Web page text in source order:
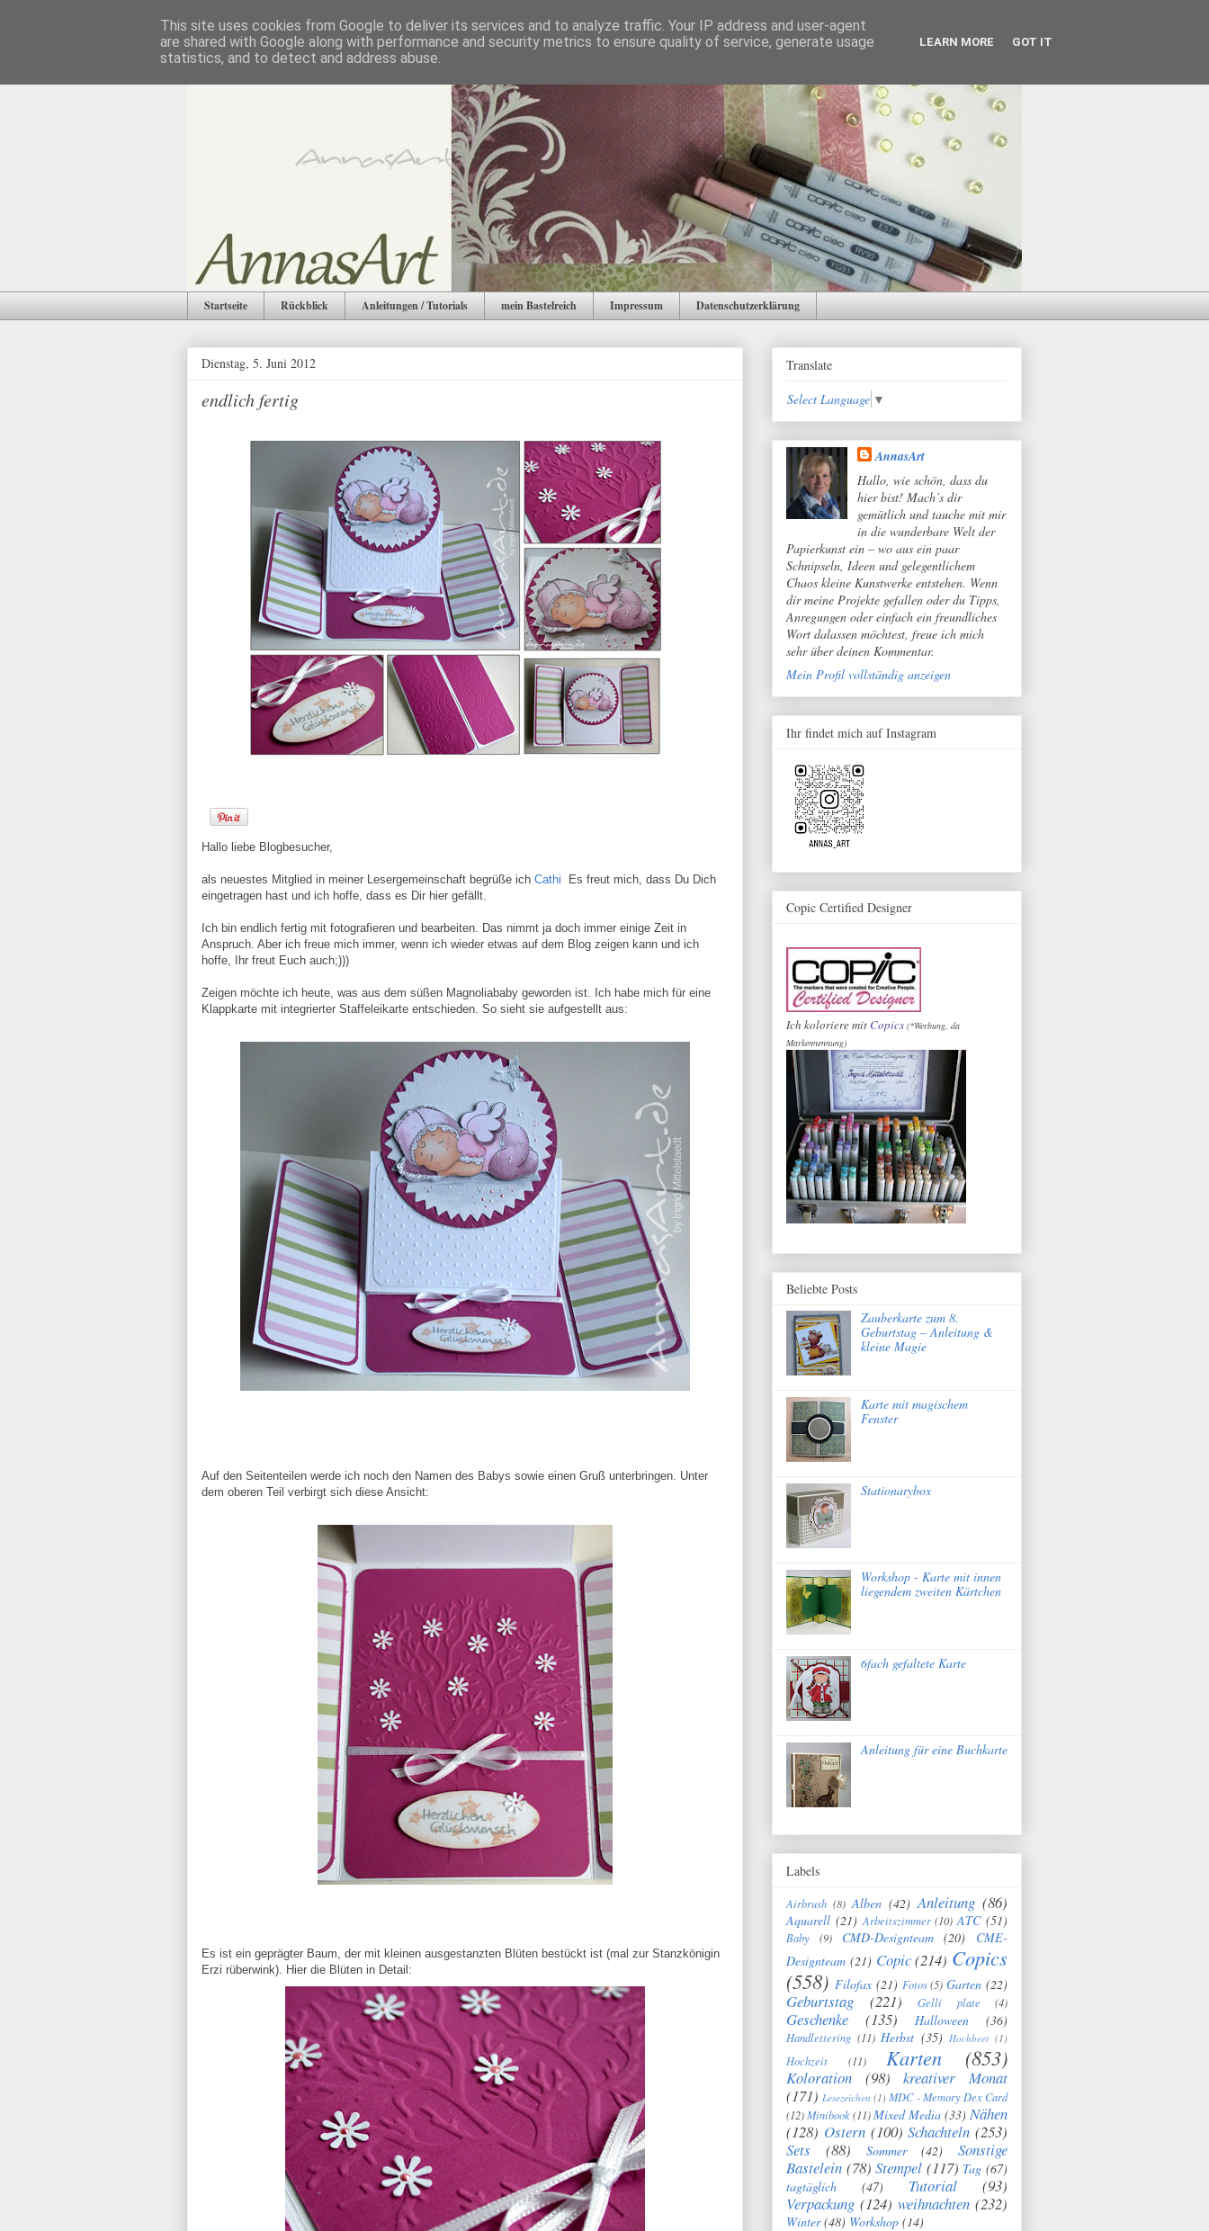
Startseite Rückblick Anleitungen / Tutorials mein Bastelreich Impressum Datenschutzerklärung
Dienstag, 5. Juni 2012
endlich fertig
Hallo liebe Blogbesucher,
als neuestes Mitglied in meiner Lesergemeinschaft begrüße ich Cathi Es freut mich, dass Du Dich
eingetragen hast und ich hoffe, dass es Dir hier gefällt.
Ich bin endlich fertig mit fotografieren und bearbeiten. Das nimmt ja doch immer einige Zeit in
Anspruch. Aber ich freue mich immer, wenn ich wieder etwas auf dem Blog zeigen kann und ich
hoffe, Ihr freut Euch auch;)))
Zeigen möchte ich heute, was aus dem süßen Magnoliababy geworden ist. Ich habe mich für eine
Klappkarte mit integrierter Staffeleikarte entschieden. So sieht sie aufgestellt aus:
Auf den Seitenteilen werde ich noch den Namen des Babys sowie einen Gruß unterbringen. Unter
dem oberen Teil verbirgt sich diese Ansicht:
Es ist ein geprägter Baum, der mit kleinen ausgestanzten Blüten bestückt ist (mal zur Stanzkönigin
Erzi rüberwink). Hier die Blüten in Detail:
Translate
Select Language ▼
AnnasArt
Hallo, wie schön, dass du
hier bist! Mach’s dir
gemütlich und tauche mit mir
in die wunderbare Welt der
Papierkunst ein – wo aus ein paar
Schnipseln, Ideen und gelegentlichem
Chaos kleine Kunstwerke entstehen. Wenn
dir meine Projekte gefallen oder du Tipps,
Anregungen oder einfach ein freundliches
Wort dalassen möchtest, freue ich mich
sehr über deinen Kommentar.
Mein Profil vollständig anzeigen
Ihr findet mich auf Instagram
Copic Certified Designer
Ich koloriere mit Copics (*Werbung, da
Markennennung)
Beliebte Posts
Zauberkarte zum 8.
Geburtstag – Anleitung &
kleine Magie
Karte mit magischem
Fenster
Stationarybox
Workshop - Karte mit innen
liegendem zweiten Kärtchen
6fach gefaltete Karte
Anleitung für eine Buchkarte
Labels
Airbrush (8) Alben (42) Anleitung (86)
Aquarell (21) Arbeitszimmer (10) ATC (51)
Baby (9) CMD-Designteam (20)
CME-
Designteam (21) Copic (214) Copics
(558) Filofax (21) Fotos (5) Garten (22)
Geburtstag (221) Gelli plate (4)
Geschenke (135) Halloween (36)
Handlettering (11) Herbst (35) Hochbeet (1)
Hochzeit (11) Karten (853)
Koloration (98)
kreativer Monat
(171) Lesezeichen (1) MDC - Memory Dex Card
(12)Minibook(11) Mixed Media (33) Nähen
(128) Ostern (100) Schachteln (253)
Sets
(88) Sommer (42)
Sonstige
Bastelein (78) Stempel (117) Tag (67)
tagtäglich
(47) Tutorial
(93)
Verpackung (124) weihnachten (232)
Winter (48) Workshop (14)
This site uses cookies from Google to deliver its services and to analyze traffic. Your IP address and user-agent
are shared with Google along with performance and security metrics to ensure quality of service, generate usage
statistics, and to detect and address abuse.
LEARN MORE GOT IT